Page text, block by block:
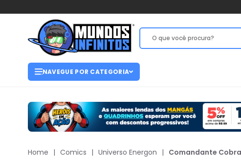
NAVEGUE POR CATEGORIA
Home | Comics | Universo Energon | Comandante